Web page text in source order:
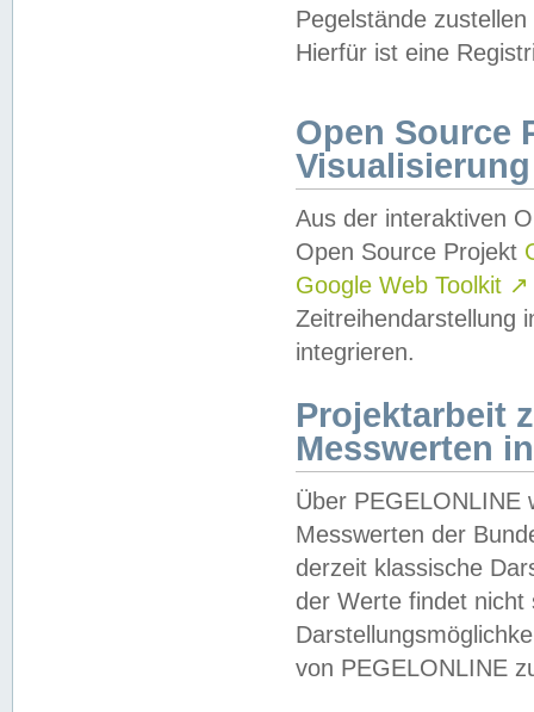
Pegelstände
Hierfür ist eine
Open Source
Visualisierung
Aus der interaktiven
Open Source Projekt
Google Web Toolkit ↗
Zeitreihendarstellung
integrieren.
Projektarbeit
Messwerten
Über PEGELONLINE
Messwerten der
derzeit klassische
der Werte findet
von PEGELONLINE